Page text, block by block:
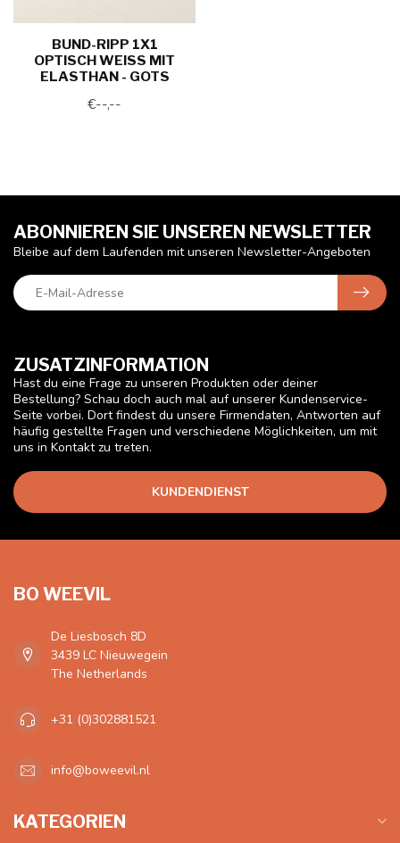
BUND-RIPP 1X1
OPTISCH WEISS MIT
ELASTHAN - GOTS
€--,--
ZUSATZINFORMATION
Hast du eine Frage zu unseren Produkten oder deiner
Bestellung? Schau doch auch mal auf unserer Kundenservice-
Seite vorbei. Dort findest du unsere Firmendaten, Antworten auf
häufig gestellte Fragen und verschiedene Möglichkeiten, um mit
uns in Kontakt zu treten.
KUNDENDIENST
ABONNIEREN SIE UNSEREN NEWSLETTER
Bleibe auf dem Laufenden mit unseren Newsletter-Angeboten
BO WEEVIL
De Liesbosch 8D
3439 LC Nieuwegein
The Netherlands
+31 (0)302881521
info@boweevil.nl
KATEGORIEN